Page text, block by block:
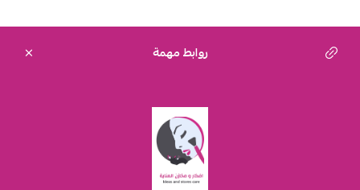
روابط مهمة